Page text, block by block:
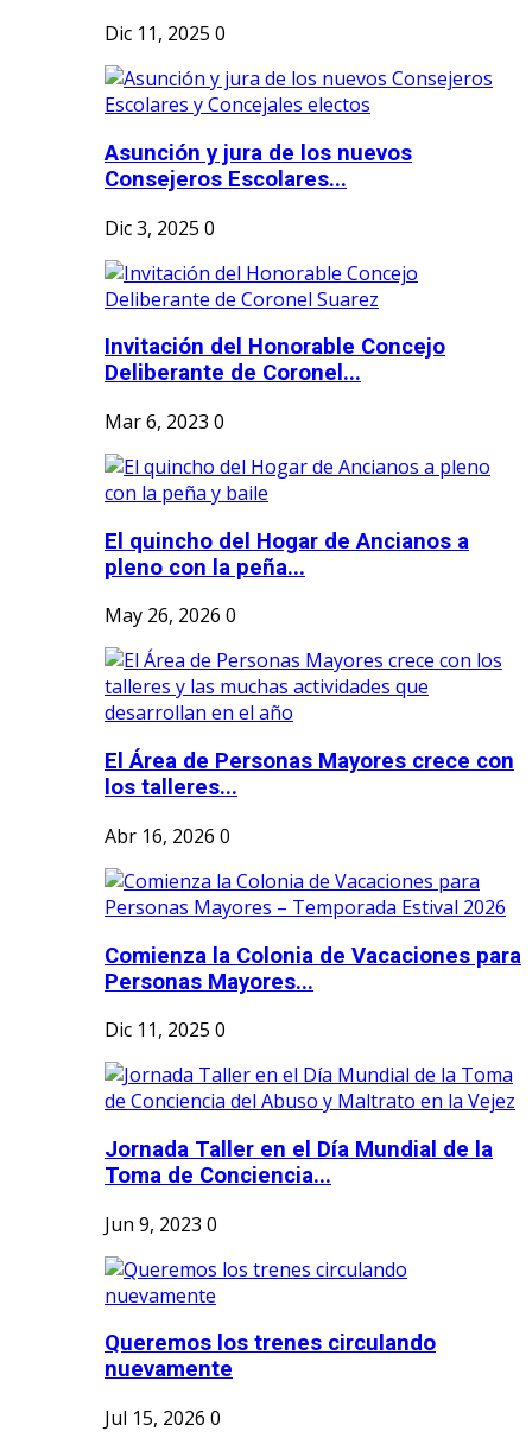
Dic 11, 2025 0
Asunción y jura de los nuevos
Consejeros Escolares...
Dic 3, 2025 0
Invitación del Honorable Concejo
Deliberante de Coronel...
Mar 6, 2023 0
El quincho del Hogar de Ancianos a
pleno con la peña...
May 26, 2026 0
El Área de Personas Mayores crece con
los talleres...
Abr 16, 2026 0
Comienza la Colonia de Vacaciones para
Personas Mayores...
Dic 11, 2025 0
Jornada Taller en el Día Mundial de la
Toma de Conciencia...
Jun 9, 2023 0
Queremos los trenes circulando
nuevamente
Jul 15, 2026 0